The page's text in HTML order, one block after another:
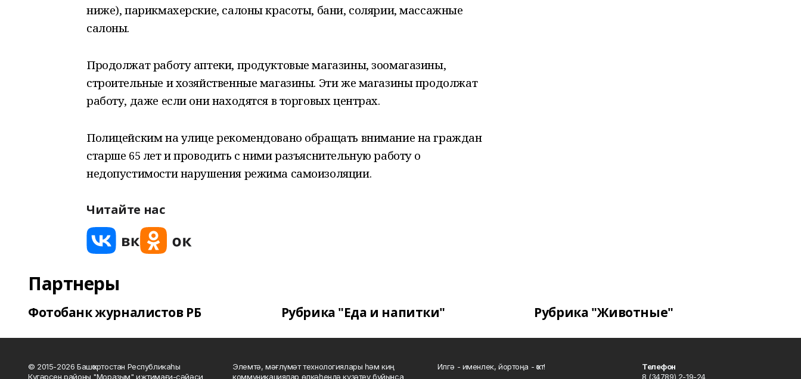
ниже), парикмахерские, салоны красоты, бани, солярии, массажные
салоны.
Продолжат работу аптеки, продуктовые магазины, зоомагазины,
строительные и хозяйственные магазины. Эти же магазины продолжат
работу, даже если они находятся в торговых центрах.
Полицейским на улице рекомендовано обращать внимание на граждан
старше 65 лет и проводить с ними разъяснительную работу о
недопустимости нарушения режима самоизоляции.
Читайте нас
Партнеры
Фотобанк журналистов РБ Рубрика "Еда и напитки" Рубрика "Животные"
© 2015-2026 Башҡортостан Республикаһы
Күгәрсен районы "Мораҙым" ижтимағи-сәйәси
Элемтә, мәғлүмәт технологиялары һәм киң
коммуникациялар өлкәһендә күҙәтеү буйынса
Илгә - именлек, йортоңа - ҡот!
Телефон
8 (34789) 2-19-24